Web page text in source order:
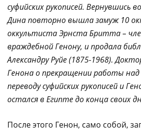
суфийских рукописей. Вернувшись
Дина повторно вышла замуж 10
оккультиста Эрнста Бритта –
враждебной Генону, и продала
Александру Руйе (1875-1968).
Генона о прекращении работы
переводу суфийских рукописей и
остался в Египте до конца своих
После этого Генон, само собой,